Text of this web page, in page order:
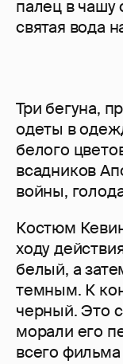
палец в чашу
святая вода
Три бегуна,
одеты в
белого
всадников
войны,
Костюм
ходу
белый, а
темным. К
черный. Это
морали его
всего